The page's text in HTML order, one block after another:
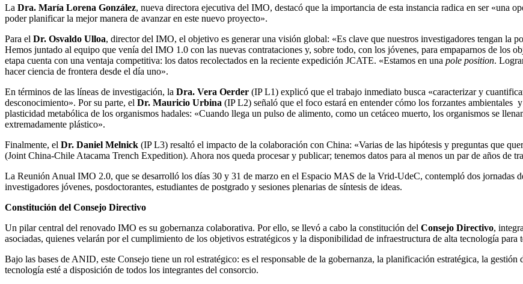
La Dra. María Lorena González, nueva directora ejecutiva del IMO, destacó que la importancia de esta instancia radica en ser «una
poder planificar la mejor manera de avanzar en este nuevo proyecto».
Para el Dr. Osvaldo Ulloa, director del IMO, el objetivo es generar una visión global: «Es clave que nuestros investigadores tengan la
Hemos juntado al equipo que venía del IMO 1.0 con las nuevas contrataciones y, sobre todo, con los jóvenes, para empaparnos de los
etapa cuenta con una ventaja competitiva: los datos recolectados en la reciente expedición JCATE. «Estamos en una pole position.
hacer ciencia de frontera desde el día uno».
En términos de las líneas de investigación, la Dra. Vera Oerder (IP L1) explicó que el trabajo inmediato busca «caracterizar y
desconocimiento». Por su parte, el Dr. Mauricio Urbina (IP L2) señaló que el foco estará en entender cómo los forzantes ambientales
plasticidad metabólica de los organismos hadales: «Cuando llega un pulso de alimento, como un cetáceo muerto, los organismos se
extremadamente plástico».
Finalmente, el Dr. Daniel Melnick (IP L3) resaltó el impacto de la colaboración con China: «Varias de las hipótesis y preguntas que
(Joint China-Chile Atacama Trench Expedition). Ahora nos queda procesar y publicar; tenemos datos para al menos un par de años de
La Reunión Anual IMO 2.0, que se desarrolló los días 30 y 31 de marzo en el Espacio MAS de la Vrid-UdeC, contempló dos jornadas
investigadores jóvenes, posdoctorantes, estudiantes de postgrado y sesiones plenarias de síntesis de ideas.
Constitución del Consejo Directivo
Un pilar central del renovado IMO es su gobernanza colaborativa. Por ello, se llevó a cabo la constitución del Consejo Directivo,
asociadas, quienes velarán por el cumplimiento de los objetivos estratégicos y la disponibilidad de infraestructura de alta tecnología para
Bajo las bases de ANID, este Consejo tiene un rol estratégico: es el responsable de la gobernanza, la planificación estratégica, la
tecnología esté a disposición de todos los integrantes del consorcio.